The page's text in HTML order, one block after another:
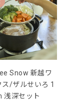
Snow 新越ワ
ス/ザルせいろ 1
浅深セット